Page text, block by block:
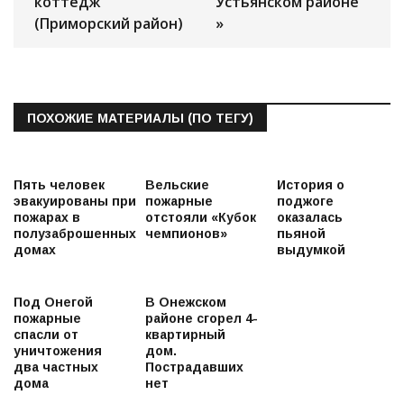
(Приморский район)
»
ПОХОЖИЕ МАТЕРИАЛЫ (ПО ТЕГУ)
Пять человек
эвакуированы при
пожарах в
полузаброшенных
домах
Вельские
пожарные
отстояли «Кубок
чемпионов»
История о
поджоге
оказалась
пьяной
выдумкой
Под Онегой
пожарные
спасли от
уничтожения
два частных
дома
В Онежском
районе сгорел 4-
квартирный
дом.
Пострадавших
нет